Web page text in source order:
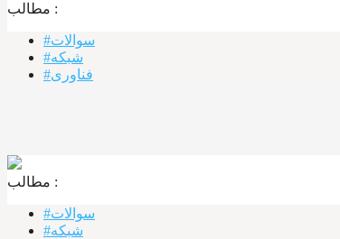
مطالب :‌
#سوالات
#شبکه
#فناوری
مطالب :‌ ‌‌
#سوالات
#شبکه